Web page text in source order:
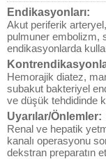
Endikasyonları:
Akut periferik
pulmuner embolizm,
endikasyonlarda
Hemorajik diatez,
subakut bakteriyel
ve düşük tehdidinde
Uyarılar/Önlemler:
Renal ve hepatik
kanalı operasyonu
dekstran preparatın